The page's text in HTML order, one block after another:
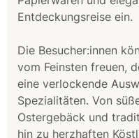
Entdeckungsreise ein.
Die Besucher:innen
vom Feinsten freuen,
eine verlockende
Spezialitäten. Von
Ostergebäck und
hin zu herzhaften